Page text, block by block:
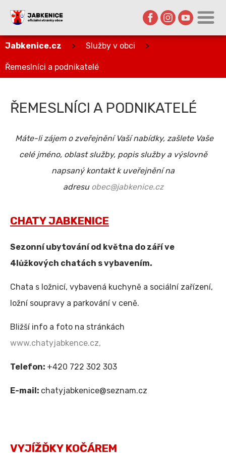
Jabkenice.cz > Služby v obci >
Řemeslníci a podnikatelé
ŘEMESLNÍCI A PODNIKATELÉ
Máte-li zájem o zveřejnění Vaší nabídky, zašlete Vaše
celé jméno, oblast služby, popis služby a výslovně
napsaný kontakt k uveřejnění na
adresu obec@jabkenice.cz
CHATY JABKENICE
Sezonní ubytování od května do září ve
4lůžkových chatách s vybavením.
Chata s ložnicí, vybavená kuchyně a sociální zařízení,
ložní soupravy a parkování v ceně.
Bližší info a foto na stránkách
www.chatyjabkence.cz,
Telefon: +420 722 302 303
E-mail: chatyjabkenice@seznam.cz
VYJÍŽĎKY KOČÁREM